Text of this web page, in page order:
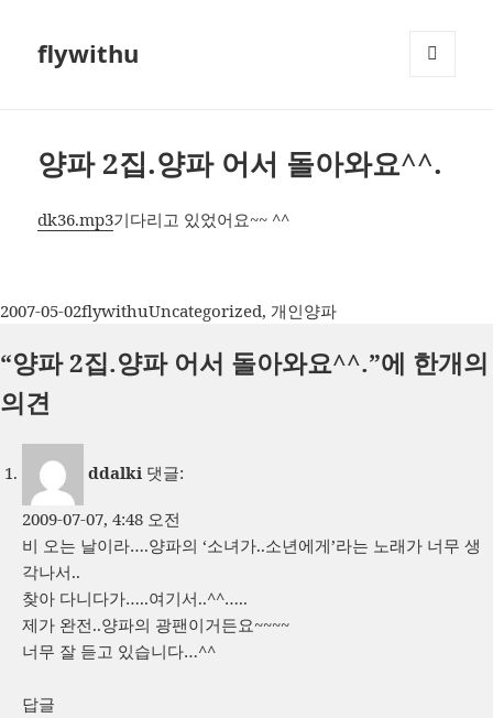
flywithu
양파 2집.양파 어서 돌아와요^^.
dk36.mp3기다리고 있었어요~~ ^^
작
일
자
2007-05-02글
이
flywithu카
고
Uncategorized, 개인태
양파
“양파 2집.양파 어서 돌아와요^^.”에 한개의
의견
ddalki 댓글:
2009-07-07, 4:48 오전
비 오는 날이라….양파의 ‘소녀가..소년에게’라는 노래가 너무 생
각나서..
찾아 다니다가…..여기서..^^…..
제가 완전..양파의 광팬이거든요~~~~
너무 잘 듣고 있습니다…^^
답글